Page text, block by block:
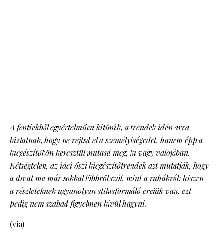
A fentiekből egyértelműen kitűnik, a trendek idén arra
biztatnak, hogy ne rejtsd el a személyiségedet, hanem épp a
kiegészítőkön keresztül mutasd meg, ki vagy valójában.
Kétségtelen, az idei őszi kiegészítőtrendek azt mutatják, hogy
a divat ma már sokkal többről szól, mint a ruhákról: hiszen
a részleteknek ugyanolyan stílusformáló erejük van, ezt
pedig nem szabad figyelmen kívül hagyni.
(via)